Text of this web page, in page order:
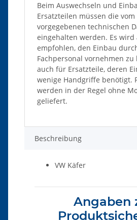
Beim Auswechseln und
Ersatzteilen müssen die
vorgegebenen technischen
eingehalten werden. Es wird
empfohlen, den Einbau
Fachpersonal vornehmen zu
auch für Ersatzteile, deren
wenige Handgriffe benötigt.
werden in der Regel ohne
geliefert.
Beschreibung
VW Käfer
Angaben